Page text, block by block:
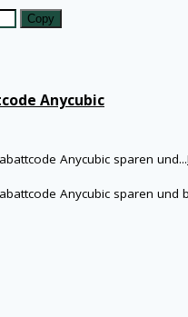
Copy
Anycubic
Anycubic sparen und...
Anycubic sparen und